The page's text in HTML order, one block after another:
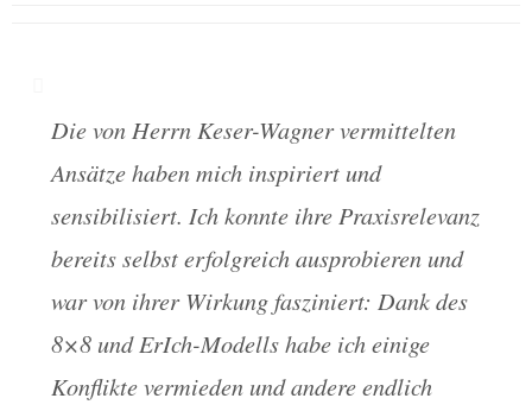
Die von Herrn Keser-Wagner vermittelten
Ansätze haben mich inspiriert und
sensibilisiert. Ich konnte ihre Praxisrelevanz
bereits selbst erfolgreich ausprobieren und
war von ihrer Wirkung fasziniert: Dank des
8×8 und ErIch-Modells habe ich einige
Konflikte vermieden und andere endlich